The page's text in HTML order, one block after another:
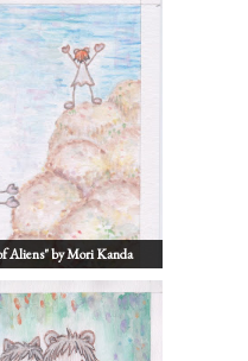
by Mori Kanda